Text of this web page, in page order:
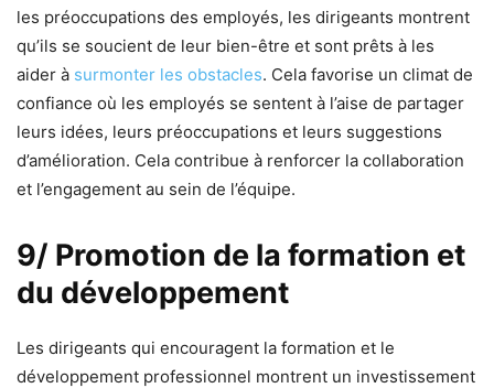
les préoccupations des employés, les dirigeants montrent
qu’ils se soucient de leur bien-être et sont prêts à les
aider à surmonter les obstacles. Cela favorise un climat de
confiance où les employés se sentent à l’aise de partager
leurs idées, leurs préoccupations et leurs suggestions
d’amélioration. Cela contribue à renforcer la collaboration
et l’engagement au sein de l’équipe.
9/ Promotion de la formation et
du développement
Les dirigeants qui encouragent la formation et le
développement professionnel montrent un investissement